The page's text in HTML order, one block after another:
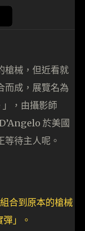
槍械，但近看就
而成，展覽名為
，由攝影師
於美國
待主人呢。